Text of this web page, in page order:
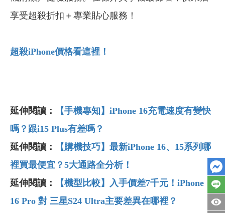
享受超殺折扣＋專業貼心服務！
超殺iPhone價格看這裡！
延伸閱讀：
【手機專知】iPhone 16充電速度有變快
嗎？跟i15 Plus有差嗎？
延伸閱讀：
【購機技巧】最新iPhone 16、15系列哪
裡買最便宜？5大通路全分析！
延伸閱讀：
【機型比較】入手價差7千元！iPhone
16 Pro 對 三星S24 Ultra主要差異在哪裡？